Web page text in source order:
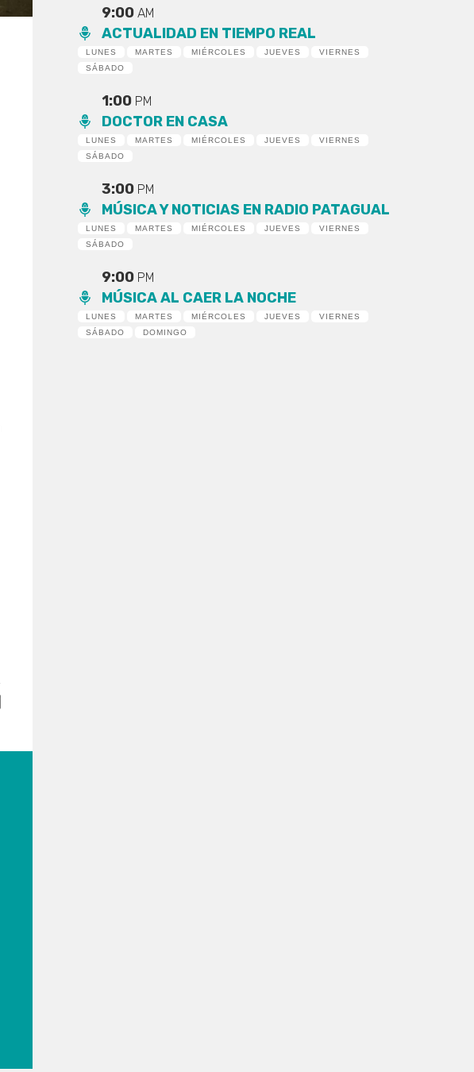
9:00AM
ACTUALIDAD EN TIEMPO REAL
LUNES MARTES MIÉRCOLES JUEVES
VIERNES
SÁBADO
1:00 PM
DOCTOR EN CASA
LUNES MARTES MIÉRCOLES JUEVES
VIERNES
SÁBADO
3:00 PM
MÚSICA Y NOTICIAS EN RADIO PATAGUAL
LUNES MARTES MIÉRCOLES JUEVES
VIERNES
SÁBADO
9:00 PM
MÚSICA AL CAER LA NOCHE
LUNES MARTES MIÉRCOLES JUEVES
VIERNES
SÁBADO
DOMINGO